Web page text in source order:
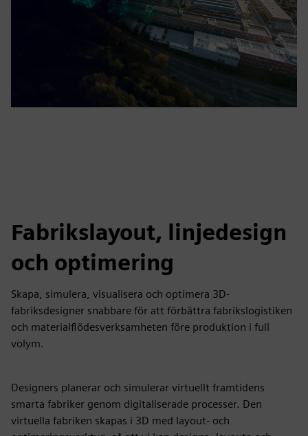
Fabrikslayout, linjedesign
och optimering
Skapa, simulera, visualisera och optimera 3D-
fabriksdesigner snabbare för att förbättra fabrikslogistiken
och materialflödesverksamheten före produktion i full
volym.
Designers planerar och simulerar virtuellt framtidens
smarta fabriker genom digitaliserade processer. Den
virtuella fabriken skapas i 3D med layout- och